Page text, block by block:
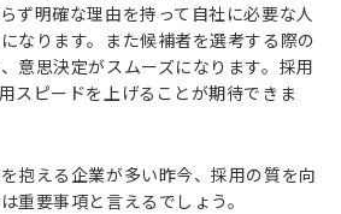
ず明確な理由を持って自社に必要な人
なります。また候補者を選考する際の
意思決定がスムーズになります。採用
スピードを上げることが期待できま
抱える企業が多い昨今、採用の質を向
重要事項と言えるでしょう。